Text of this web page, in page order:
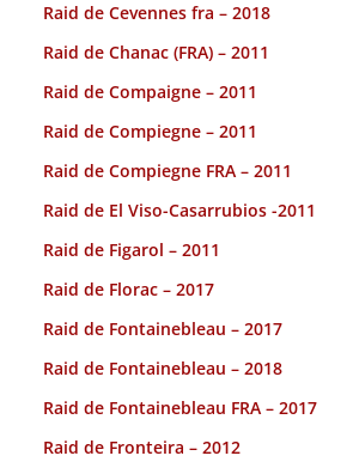
Raid de Cevennes fra – 2018
Raid de Chanac (FRA) – 2011
Raid de Compaigne – 2011
Raid de Compiegne – 2011
Raid de Compiegne FRA – 2011
Raid de El Viso-Casarrubios -2011
Raid de Figarol – 2011
Raid de Florac – 2017
Raid de Fontainebleau – 2017
Raid de Fontainebleau – 2018
Raid de Fontainebleau FRA – 2017
Raid de Fronteira – 2012